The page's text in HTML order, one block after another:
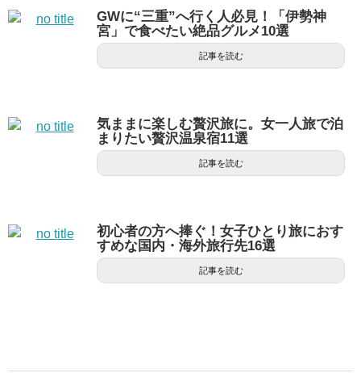
GWに“三重”へ行く人必見！「伊勢神
宮」で食べたい絶品グルメ10選
記事を読む
気ままに楽しむ贅沢旅に。女一人旅で泊
まりたい贅沢温泉宿11選
記事を読む
初心者の方へ捧ぐ！女子ひとり旅におす
すめな国内・海外旅行先16選
記事を読む